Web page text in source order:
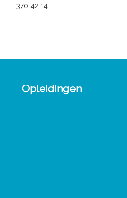
370 42 14
Opleidingen